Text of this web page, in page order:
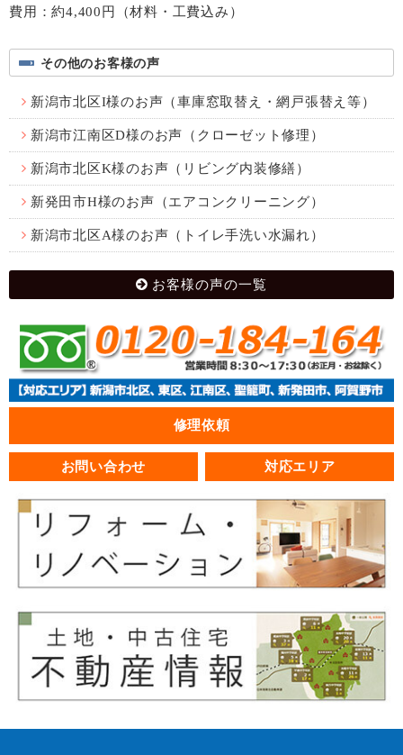
費用：約4,400円（材料・工費込み）
その他のお客様の声
新潟市北区I様のお声（車庫窓取替え・網戸張替え等）
新潟市江南区D様のお声（クローゼット修理）
新潟市北区K様のお声（リビング内装修繕）
新発田市H様のお声（エアコンクリーニング）
新潟市北区A様のお声（トイレ手洗い水漏れ）
お客様の声の一覧
修理依頼
お問い合わせ 対応エリア